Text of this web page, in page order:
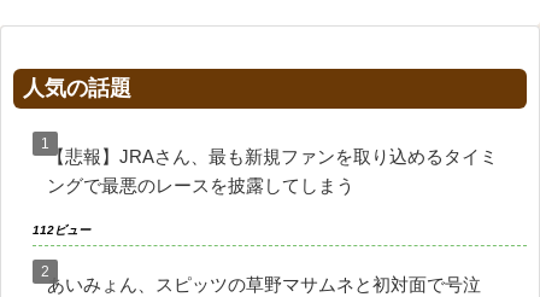
人気の話題
【悲報】JRAさん、最も新規ファンを取り込めるタイミ
ングで最悪のレースを披露してしまう
112ビュー
あいみょん、スピッツの草野マサムネと初対面で号泣